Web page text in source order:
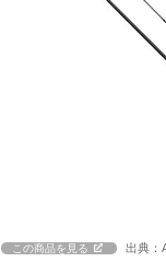
この商品を見る 出典：